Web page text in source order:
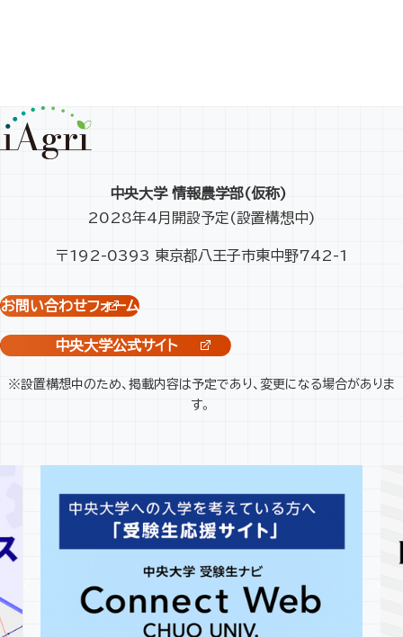
中央大学 情報農学部(仮称)
2028年4月開設予定(設置構想中)
〒192-0393 東京都八王子市東中野742-1
お問い合わせフォーム
中央大学公式サイト
※設置構想中のため、掲載内容は予定であり、変更になる場合がありま
す。